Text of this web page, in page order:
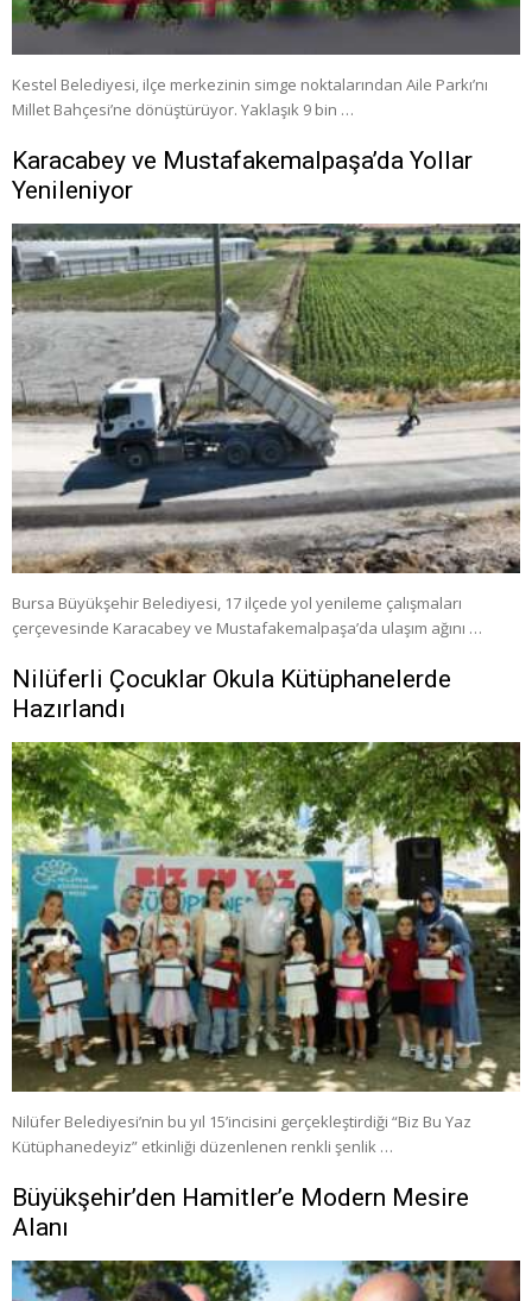
Kestel Belediyesi, ilçe merkezinin simge noktalarından Aile Parkı’nı
Millet Bahçesi’ne dönüştürüyor. Yaklaşık 9 bin …
Karacabey ve Mustafakemalpaşa’da Yollar
Yenileniyor
Bursa Büyükşehir Belediyesi, 17 ilçede yol yenileme çalışmaları
çerçevesinde Karacabey ve Mustafakemalpaşa’da ulaşım ağını …
Nilüferli Çocuklar Okula Kütüphanelerde
Hazırlandı
Nilüfer Belediyesi’nin bu yıl 15’incisini gerçekleştirdiği “Biz Bu Yaz
Kütüphanedeyiz” etkinliği düzenlenen renkli şenlik …
Büyükşehir’den Hamitler’e Modern Mesire
Alanı